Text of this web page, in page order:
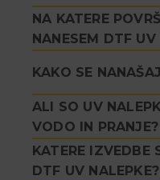
NA KATERE
NANESEM DTF UV
KAKO SE
ALI SO UV
VODO IN PRANJE?
KATERE IZVEDBE
DTF UV NALEPKE?